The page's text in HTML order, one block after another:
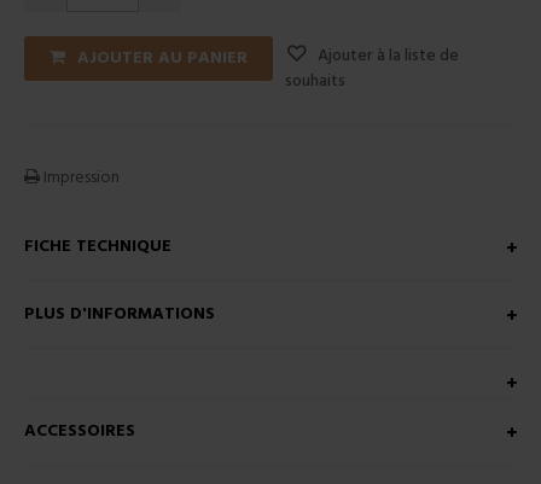
AJOUTER AU PANIER
Ajouter à la liste de
souhaits
Impression
FICHE TECHNIQUE
PLUS D'INFORMATIONS
ACCESSOIRES